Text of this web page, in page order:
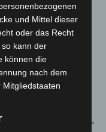
und Mittel dieser
oder das Recht
kann der
können die
nach dem